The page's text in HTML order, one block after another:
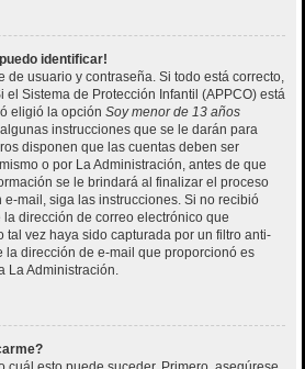
identificar!
de usuario y contraseña. Si todo está correcto,
el Sistema de Protección Infantil (APPCO) está
eligió la opción Soy menor de 13 años
instrucciones que se le darán para
disponen que las cuentas deben ser
o por La Administración, antes de que
se le brindará al finalizar el proceso
mail, siga las instrucciones. Si no recibió
dirección de correo electrónico que
tal vez haya sido capturada por un filtro anti-
la dirección de e-mail que proporcionó es
La Administración.